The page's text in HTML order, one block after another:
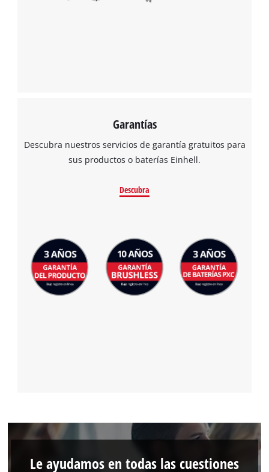
Garantías
Descubra nuestros servicios de garantía gratuitos para
sus productos o baterías Einhell.
Descubra
Le ayudamos en todas las cuestiones